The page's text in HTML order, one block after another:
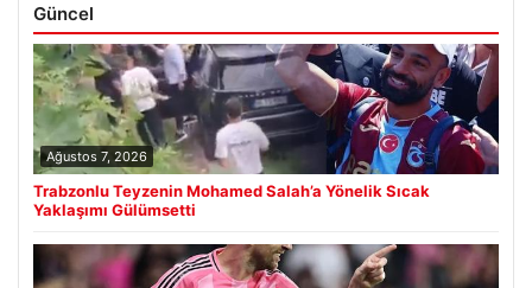
Güncel
Ağustos 7, 2026
Trabzonlu Teyzenin Mohamed Salah’a Yönelik Sıcak
Yaklaşımı Gülümsetti